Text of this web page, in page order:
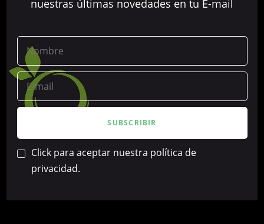
nuestras últimas novedades en tu E-mail
Click para aceptar nuestra política de
privacidad.